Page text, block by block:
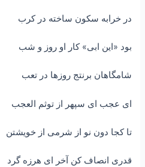
در خرابه سکون ساخته در کرب
بود «این ابی» کار او روز و شب
شامگاهان برنتج روزها در تعب
ای عجب ای سپهر از توثم العجب
تا کجا دون نو از شرمی از خویشتن
قدری انصاف کن آخر ای هرزه گرد